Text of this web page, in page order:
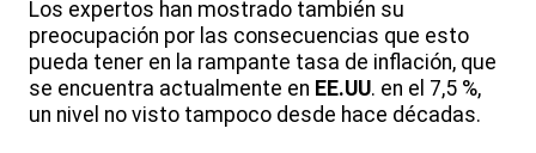
Los expertos han mostrado también su
preocupación por las consecuencias que esto
pueda tener en la rampante tasa de inflación, que
se encuentra actualmente en EE.UU. en el 7,5 %,
un nivel no visto tampoco desde hace décadas.